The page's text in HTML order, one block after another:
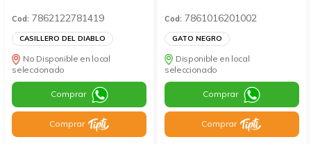
Cod: 7862122781419
CASILLERO DEL DIABLO
No Disponible en local
seleccionado
Comprar
Comprar
Cod: 7861016201002
GATO NEGRO
Disponible en local
seleccionado
Comprar
Comprar